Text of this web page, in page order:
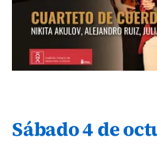
Sábado 4 de